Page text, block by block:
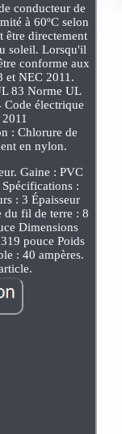
conducteur de
à 60ºC selon
être directement
soleil. Lorsqu'il
conforme aux
et NEC 2011.
83 Norme UL
électrique
: Chlorure de
en nylon.
Gaine : PVC
:
: 3 Épaisseur
du fil de terre : 8
Dimensions
pouce Poids
: 40 ampères.